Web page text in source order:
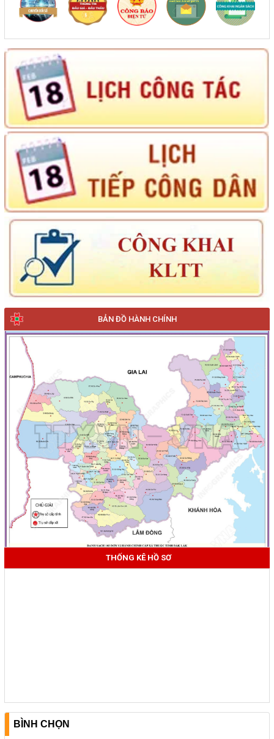
BẢN ĐỒ HÀNH CHÍNH
THỐNG KÊ HỒ SƠ
BÌNH CHỌN